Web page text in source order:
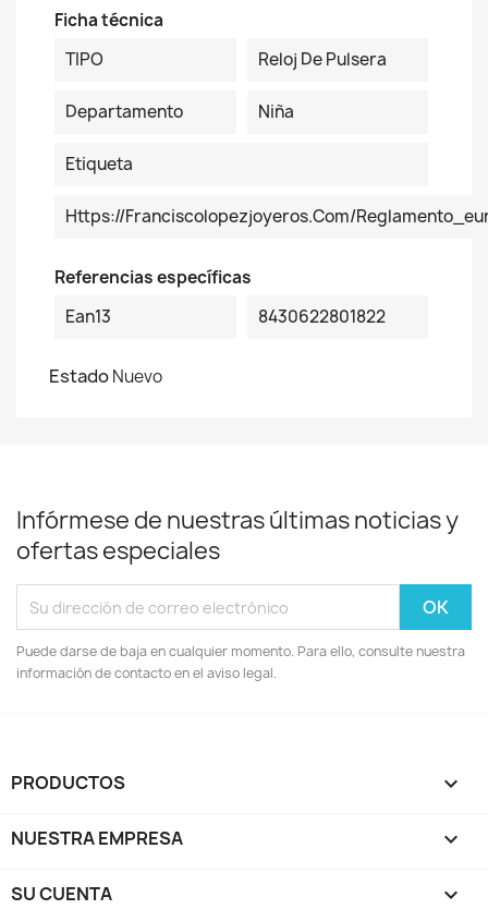
Ficha técnica
TIPO
Reloj De Pulsera
Departamento Niña
Etiqueta
Https://franciscolopezjoyeros.com/
Referencias específicas
Ean13
8430622801822
EstadoNuevo
Infórmese de nuestras últimas noticias y
ofertas especiales
Puede darse de baja en cualquier momento. Para ello, consulte nuestra
información de contacto en el aviso legal.
PRODUCTOS 
NUESTRA EMPRESA 
SU CUENTA 